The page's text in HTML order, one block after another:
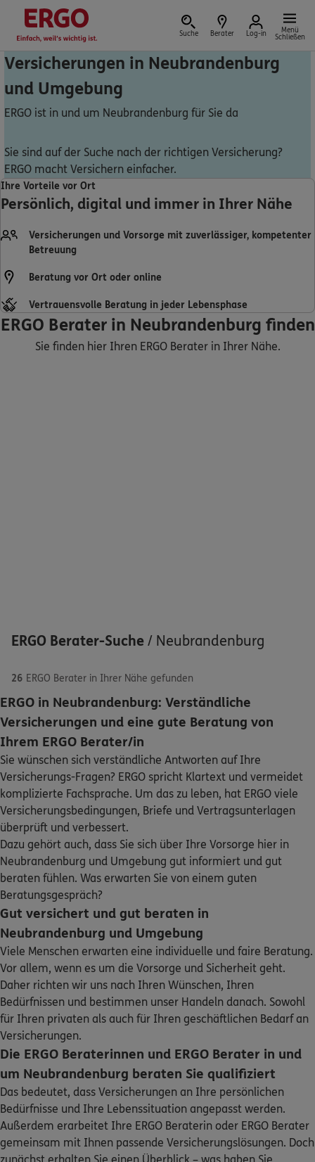
Suche Berater Log-in
Menü
Schließen
Versicherung vor Ort
Schaden oder Leistungsfall melden
Bequem online oder telefonisch
Nicht sicher, was Sie benötigen?
Schaden oder Leistungsfall melden
Bequem online oder telefonisch
Rechnung einreichen
Kontakt
Meine Versicherungen
Sehen Sie auf einen Blick Ihre Versicherungen bei ERGO,
dem ERGO Rechtsschutz und der DKV.
Zum Kundenportal
Schaden oder Leistungsfall melden
Bequem online oder telefonisch
Versicherungen in Neubrandenburg
und Umgebung
ERGO ist in und um Neubrandenburg für Sie da
Sie sind auf der Suche nach der richtigen Versicherung?
ERGO macht Versichern einfacher.
Ihre Vorteile vor Ort
Persönlich, digital und immer in Ihrer Nähe
Versicherungen und Vorsorge mit zuverlässiger, kompetenter
Betreuung
Beratung vor Ort oder online
Vertrauensvolle Beratung in jeder Lebensphase
ERGO Berater in Neubrandenburg finden
Sie finden hier Ihren ERGO Berater in Ihrer Nähe.
ERGO Berater-Suche / Neubrandenburg
26 ERGO Berater in Ihrer Nähe gefunden
Marcus Haase
Wilhelm-Külz-Str. 8
(0.5 km)
Homepage besuchen
ERGO
René Martin
Wilhelm-Külz-Str. 8 17033
Neubrandenburg
(0.5 km)
Homepage besuchen
Ines Peters
Kranichstr. 5,17034 Neubrandenburg
Homepage besuchen
Niels Schmidt
Kranichstr. 5,17034 Neubrandenburg(0.6 km)
Homepage besuchen
ERGO
Franziska Störmer
Kranichstr. 5, 17034 Neubrandenburg(0.6 km)
Homepage besuchen
Arite Siedler
ERGO in Neubrandenburg: Verständliche
Versicherungen und eine gute Beratung von
Ihrem ERGO Berater/in
Sie wünschen sich verständliche Antworten auf Ihre
Versicherungs-Fragen? ERGO spricht Klartext und vermeidet
komplizierte Fachsprache. Um das zu leben, hat ERGO viele
Versicherungsbedingungen, Briefe und Vertragsunterlagen
überprüft und verbessert.
Dazu gehört auch, dass Sie sich über Ihre Vorsorge hier in
Neubrandenburg und Umgebung gut informiert und gut
beraten fühlen. Was erwarten Sie von einem guten
Beratungsgespräch?
Gut versichert und gut beraten in
Neubrandenburg und Umgebung
Viele Menschen erwarten eine individuelle und faire Beratung.
Vor allem, wenn es um die Vorsorge und Sicherheit geht.
Daher richten wir uns nach Ihren Wünschen, Ihren
Bedürfnissen und bestimmen unser Handeln danach. Sowohl
für Ihren privaten als auch für Ihren geschäftlichen Bedarf an
Versicherungen.
Die ERGO Beraterinnen und ERGO Berater in und
um Neubrandenburg beraten Sie qualifiziert
Das bedeutet, dass Versicherungen an Ihre persönlichen
Bedürfnisse und Ihre Lebenssituation angepasst werden.
Außerdem erarbeitet Ihre ERGO Beraterin oder ERGO Berater
gemeinsam mit Ihnen passende Versicherungslösungen. Doch